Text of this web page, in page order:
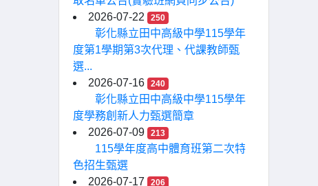
2026-07-22
250
彰化縣立田中高級中學115學年
度第1學期第3次代理、代課教師甄
選...
2026-07-16
240
彰化縣立田中高級中學115學年
度學務創新人力甄選簡章
2026-07-09
213
115學年度高中體育班第二次特
色招生甄選
2026-07-17
206